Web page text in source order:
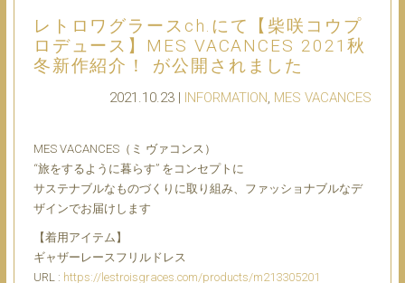
レトロワグラースch.にて【柴咲コウプ
ロデュース】MES VACANCES 2021秋
冬新作紹介！ が公開されました
2021.10.23 | INFORMATION, MES VACANCES
MES VACANCES（ミ ヴァコンス）
“旅をするように暮らす” をコンセプトに
サステナブルなものづくりに取り組み、ファッショナブルなデ
ザインでお届けします
【着用アイテム】
ギャザーレースフリルドレス
URL : https://lestroisgraces.com/products/m213305201